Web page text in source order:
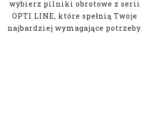
wybierz pilniki obrotowe z serii
OPTI LINE, które spełnią Twoje
najbardziej wymagające potrzeby.